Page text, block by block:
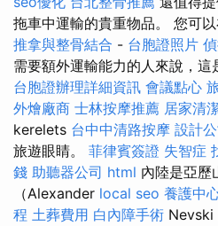
拖車中運輸的貴重物品。 您可
推拿與整骨結合 - 台胞證照片
需要額外運輸能力的人來說，這
台胞證辦理詳細資訊 會議點心
外燴廠商 士林按摩推薦 居家清
kerelets 台中中清路按摩 設計
旅遊眼睛。 菲律賓簽證 失智症
錢 助聽器公司 html 內陸是亞歷
（Alexander local seo 養護中
程 土葬費用 白內障手術 Nevski